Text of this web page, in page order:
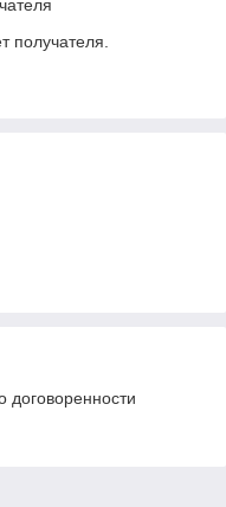
получателя.
договоренности